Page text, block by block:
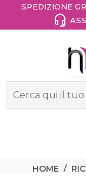
SPEDIZIONE
HOME